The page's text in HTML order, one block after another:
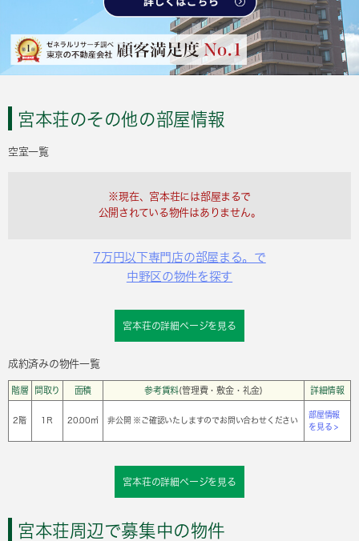
宮本荘のその他の部屋情報
空室一覧
※現在、宮本荘には部屋まるで
公開されている物件はありません。
7万円以下専門店の部屋まる。で
中野区の物件を探す
宮本荘の詳細ページを見る
成約済みの物件一覧
階層 間取り 面積 参考賃料(管理費・敷金・礼金) 詳細情報
2階 1Ｒ 20.00㎡ 非公開 ※ご確認いたしますのでお問い合わせください
部屋情報
を見る >
宮本荘の詳細ページを見る
宮本荘周辺で募集中の物件